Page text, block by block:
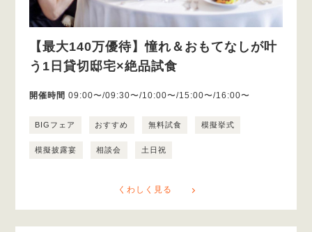
【最大140万優待】憧れ＆おもてなしが叶
う1日貸切邸宅×絶品試食
開催時間 09:00〜/09:30〜/10:00〜/15:00〜/16:00〜
BIGフェア おすすめ 無料試食 模擬挙式
模擬披露宴 相談会 土日祝
くわしく見る